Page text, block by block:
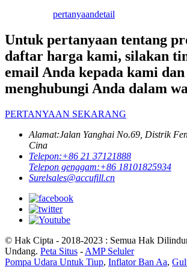
pertanyaandetail
Untuk pertanyaan tentang
daftar harga kami, silakan
email Anda kepada kami
menghubungi Anda dalam
PERTANYAAN SEKARANG
Alamat:Jalan Yanghai No.69, Distrik
Cina
Telepon:+86 21 37121888
Telepon genggam:+86 18101825934
Surelsales@accufill.cn
© Hak Cipta - 2018-2023 : Semua Hak
Undang. Peta Situs - AMP Seluler
Pompa Udara Untuk Tiup, Inflator Ban Aa,